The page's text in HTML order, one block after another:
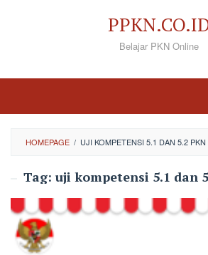
Belajar PKN Online
HOMEPAGE / UJI KOMPETENSI 5.1 DAN 5.2 PKN
Tag: uji kompetensi 5.1 dan